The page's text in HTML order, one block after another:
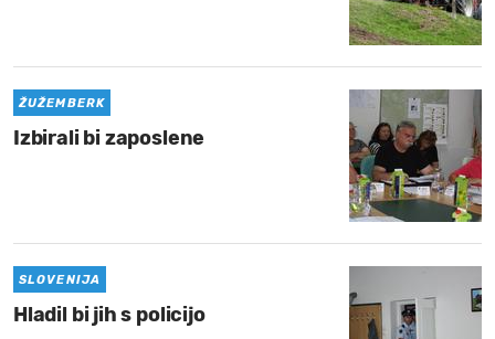
ŽUŽEMBERK
Izbirali bi zaposlene
SLOVENIJA
Hladil bi jih s policijo